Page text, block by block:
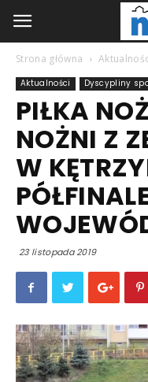
Strona główna
Aktualności Dyscypliny
PIŁKA
NOŻNI Z
W
23 listopada 2019